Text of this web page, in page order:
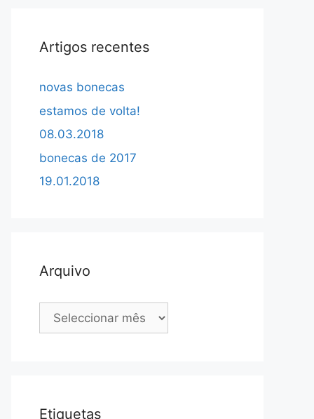
Artigos recentes
novas bonecas
estamos de volta!
08.03.2018
bonecas de 2017
19.01.2018
Arquivo
Arquivo
Etiquetas